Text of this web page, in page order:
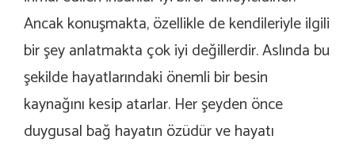
Ancak konuşmakta, özellikle de kendileriyle ilgili
bir şey anlatmakta çok iyi değillerdir. Aslında bu
şekilde hayatlarındaki önemli bir besin
kaynağını kesip atarlar. Her şeyden önce
duygusal bağ hayatın özüdür ve hayatı